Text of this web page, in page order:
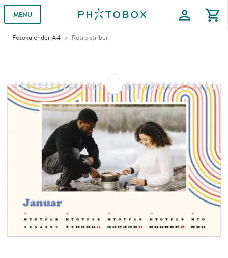
MENU profile shopping_cart
Fotokalender A4 Retro striber